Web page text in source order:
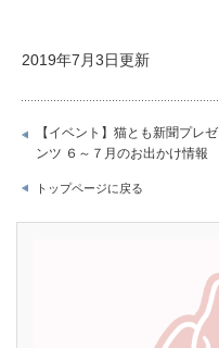
2019年7月3日更新
【イベント】猫とも新聞プレゼ
ンツ ６～７月のお出かけ情報
トップページに戻る